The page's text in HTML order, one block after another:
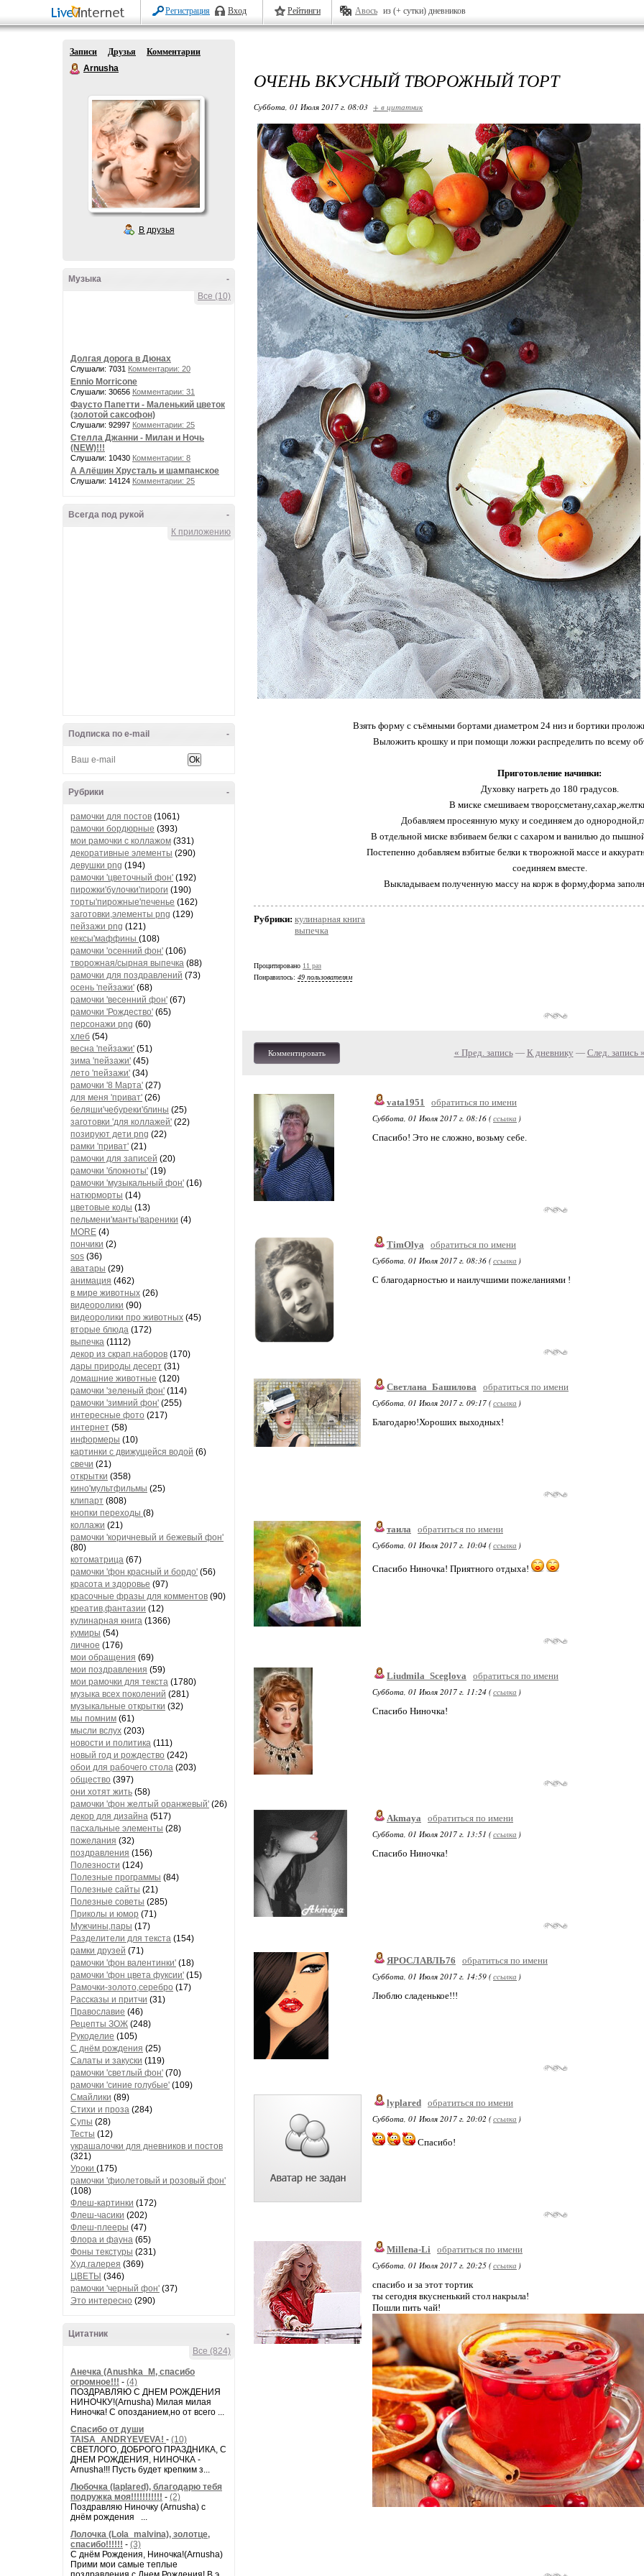
Регистрация Вход Рейтинги Авось из (+ сутки) дневников
Записи Друзья
Комментарии
Arnusha
В друзья
-
Музыка
Все (10)
Долгая дорога в Дюнах
Слушали: 7031 Комментарии: 20
Ennio Morricone
Слушали: 30656 Комментарии: 31
Фаусто Папетти - Маленький цветок
(золотой саксофон)
Слушали: 92997 Комментарии: 25
Стелла Джанни - Милан и Ночь
(NEW)!!!
Слушали: 10430 Комментарии: 8
А Алёшин Хрусталь и шампанское
Слушали: 14124 Комментарии: 25
-
Всегда под рукой
К приложению
-
Подписка по e-mail
-
Рубрики
рамочки для постов (1061)
рамочки бордюрные (393)
мои рамочки с коллажом (331)
декоративные элементы (290)
девушки png (194)
рамочки 'цветочный фон' (192)
пирожки'булочки'пироги (190)
торты'пирожные'печенье (162)
заготовки,элементы png (129)
пейзажи png (121)
кексы'маффины (108)
рамочки 'осенний фон' (106)
творожная/сырная выпечка (88)
рамочки для поздравлений (73)
осень 'пейзажи' (68)
рамочки 'весенний фон' (67)
рамочки 'Рождество' (65)
персонажи png (60)
хлеб (54)
весна 'пейзажи' (51)
зима 'пейзажи' (45)
лето 'пейзажи' (34)
рамочки '8 Марта' (27)
для меня 'приват' (26)
беляши'чебуреки'блины (25)
заготовки 'для коллажей' (22)
позируют дети png (22)
рамки 'приват' (21)
рамочки для записей (20)
рамочки 'блокноты' (19)
рамочки 'музыкальный фон' (16)
натюрморты (14)
цветовые коды (13)
пельмени'манты'вареники (4)
MORE (4)
пончики (2)
sos (36)
аватары (29)
анимация (462)
в мире животных (26)
видеоролики (90)
видеоролики про животных (45)
вторые блюда (172)
выпечка (1112)
декор из скрап.наборов (170)
дары природы десерт (31)
домашние животные (120)
рамочки 'зеленый фон' (114)
рамочки 'зимний фон' (255)
интересные фото (217)
интернет (58)
информеры (10)
картинки с движущейся водой (6)
свечи (21)
открытки (358)
кино'мультфильмы (25)
клипарт (808)
кнопки переходы (8)
коллажи (21)
рамочки 'коричневый и бежевый фон'
(80)
котоматрица (67)
рамочки 'фон красный и бордо' (56)
красота и здоровье (97)
красочные фразы для комментов (90)
креатив,фантазии (12)
кулинарная книга (1366)
кумиры (54)
личное (176)
мои обращения (69)
мои поздравления (59)
мои рамочки для текста (1780)
музыка всех поколений (281)
музыкальные открытки (32)
мы помним (61)
мысли вслух (203)
новости и политика (111)
новый год и рождество (242)
обои для рабочего стола (203)
общество (397)
они хотят жить (58)
рамочки 'фон желтый оранжевый' (26)
декор для дизайна (517)
пасхальные элементы (28)
пожелания (32)
поздравления (156)
Полезности (124)
Полезные программы (84)
Полезные сайты (21)
Полезные советы (285)
Приколы и юмор (71)
Мужчины,пары (17)
Разделители для текста (154)
рамки друзей (71)
рамочки 'фон валентинки' (18)
рамочки 'фон цвета фуксии' (15)
Рамочки-золото,серебро (17)
Рассказы и притчи (31)
Православие (46)
Рецепты ЗОЖ (248)
Рукоделие (105)
С днём рождения (25)
Салаты и закуски (119)
рамочки 'светлый фон' (70)
рамочки 'синие голубые' (109)
Смайлики (89)
Стихи и проза (284)
Супы (28)
Тесты (12)
украшалочки для дневников и постов
(321)
Уроки (175)
рамочки 'фиолетовый и розовый фон'
(108)
Флеш-картинки (172)
Флеш-часики (202)
Флеш-плееры (47)
Флора и фауна (65)
Фоны текстуры (231)
Худ.галерея (369)
ЦВЕТЫ (346)
рамочки 'черный фон' (37)
Это интересно (290)
-
Цитатник
Все (824)
Анечка (Anushka_M, спасибо
огромное!!! - (4)
ПОЗДРАВЛЯЮ С ДНЕМ РОЖДЕНИЯ
НИНОЧКУ!(Arnusha) Милая милая
Ниночка! С опозданием,но от всего ...
Спасибо от души
TAISA_ANDRYEVEVA! - (10)
СВЕТЛОГО, ДОБРОГО ПРАЗДНИКА, С
ДНЕМ РОЖДЕНИЯ, НИНОЧКА -
Arnusha!!! Пусть будет крепким з...
Любочка (laplared), благодарю тебя
подружка моя!!!!!!!!!!! - (2)
Поздравляю Ниночку (Arnusha) с
днём рождения ...
Лолочка (Lola_malvina), золотце,
спасибо!!!!!! - (3)
С днём Рождения, Ниночка!(Аrnusha)
Прими мои самые теплые
ОЧЕНЬ ВКУСНЫЙ ТВОРОЖНЫЙ ТОРТ
Суббота, 01 Июля 2017 г. 08:03 + в цитатник
Взять форму с съёмными бортами диаметром 24 низ и бортики
Выложить крошку и при помощи ложки распределить по всему
Приготовление начинки:
Духовку нагреть до 180 градусов.
В миске смешиваем
Добавляем просеянную муку и соединяем до
В отдельной миске взбиваем белки с сахаром и ванилью до
Постепенно добавляем взбитые белки к творожной массе и
соединяем вместе.
Выкладываем полученную массу на корж в форму,форма
Покрываем бока и верх торта.
[="http://vitoria.livejournal.com/"]
Рубрики: кулинарная книга
выпечка
Процитировано 11 раз
Понравилось: 49 пользователям
Комментировать « Пред. запись— К дневнику — След. запись »
vata1951
обратиться по имени
Суббота, 01 Июля 2017 г. 08:16 (ссылка )
Спасибо! Это не сложно, возьму себе.
TimOlya
обратиться по имени
Суббота, 01 Июля 2017 г. 08:36 (ссылка )
С благодарностью и наилучшими пожеланиями !
Светлана_Башилова
обратиться по имени
Суббота, 01 Июля 2017 г. 09:17 (ссылка )
Благодарю!Хороших выходных!
таила
обратиться по имени
Суббота, 01 Июля 2017 г. 10:04 (ссылка )
Спасибо Ниночка! Приятного отдыха!
Liudmila_Sceglova
обратиться по имени
Суббота, 01 Июля 2017 г. 11:24 (ссылка )
Спасибо Ниночка!
Akmaya
обратиться по имени
Суббота, 01 Июля 2017 г. 13:51 (ссылка )
Спасибо Ниночка!
ЯРОСЛАВЛЬ76
обратиться по имени
Суббота, 01 Июля 2017 г. 14:59 (ссылка )
Люблю сладенькое!!!
lyplared обратиться по имени
Суббота, 01 Июля 2017 г. 20:02 (ссылка )
Спасибо!
Millena-Li обратиться по имени
Суббота, 01 Июля 2017 г. 20:25 (ссылка )
спасибо и за этот тортик
ты сегодня вкусненький стол накрыла!
Пошли пить чай!